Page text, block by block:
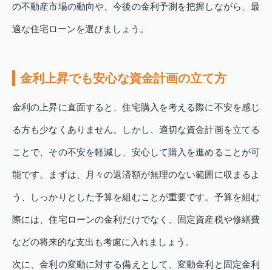
の不動産市場の動向や、今後の金利予測を把握しながら、最
適な住宅ローンを選びましょう。
金利上昇でも安心な資金計画の立て方
金利の上昇に直面すると、住宅購入を考える際に不安を感じ
る方も少なくありません。しかし、適切な資金計画を立てる
ことで、その不安を軽減し、安心して購入を進めることが可
能です。まずは、月々の返済額が無理のない範囲に収まるよ
う、しっかりとした予算を組むことが重要です。予算を組む
際には、住宅ローンの金利だけでなく、固定資産税や修繕費
などの将来的な支出も考慮に入れましょう。
次に、金利の変動に対する備えとして、変動金利と固定金利